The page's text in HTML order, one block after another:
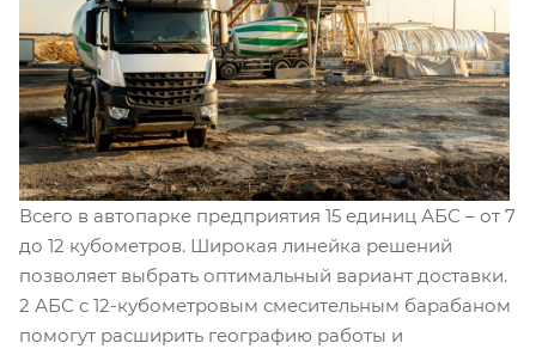
Всего в автопарке предприятия 15 единиц АБС – от 7
до 12 кубометров. Широкая линейка решений
позволяет выбрать оптимальный вариант доставки.
2 АБС с 12-кубометровым смесительным барабаном
помогут расширить географию работы и